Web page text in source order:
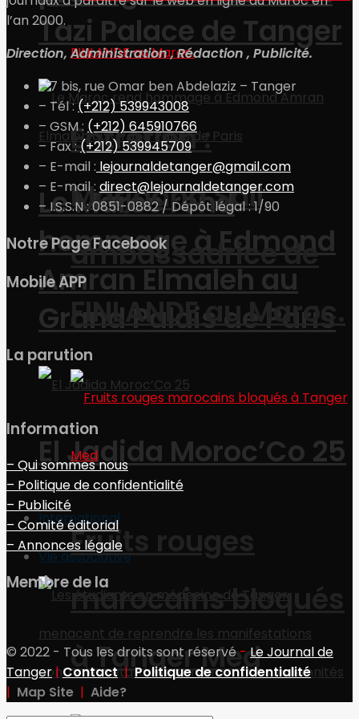
Tazi Palace de Tanger
Le Maroc rend
hommage à Edmond
Amran Elmaleh au
Grand Palais de Paris
El Jadida Moroc’Co 25
International
Vie associative
Entretien :
Marjaana Sall,
ambassadrice de
FINLANDE au Maroc.
Fruits rouges
marocains bloqués
à Tanger Med
l’an 2000.
Direction, Administration , Rédaction , Publicité.
– 7 bis, rue Omar ben Abdelaziz – Tanger
– Tél :(+212) 539943008
– GSM : (+212) 645910766
– Fax :(+212) 539945709
– E-mail : lejournaldetanger@gmail.com
– E-mail : direct@lejournaldetanger.com
– I.S.S.N : 0851-0882 / Dépôt légal : 1/90
Notre Page Facebook
Mobile APP
La parution
Information
– Qui sommes nous
– Politique de confidentialité
– Publicité
– Comité éditorial
– Annonces légale
Membre de la
© 2022 - Tous les droits sont réservé- Le Journal de
Tanger |Contact |Politique de confidentialité
| Map Site | Aide?